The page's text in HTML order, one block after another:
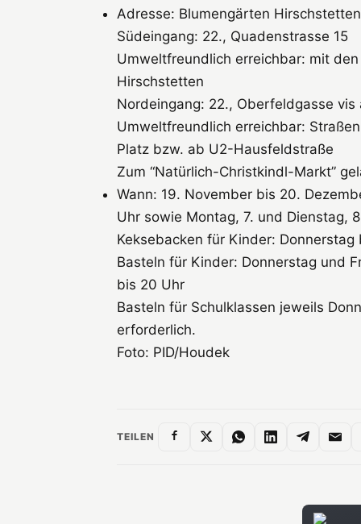
Adresse: Blumengärten
Südeingang: 22., Quadenstrasse 15
Umweltfreundlich erreichbar: mit
Hirschstetten
Nordeingang: 22., Oberfeldgasse
Umweltfreundlich erreichbar:
Platz bzw. ab U2-Hausfeldstraße
Zum “Natürlich-Christkindl-Markt”
Wann: 19. November bis 20.
Uhr sowie Montag, 7. und Dienstag,
Keksebacken für Kinder:
Basteln für Kinder: Donnerstag und
bis 20 Uhr
Basteln für Schulklassen jeweils
erforderlich.
Foto: PID/Houdek
TEILEN